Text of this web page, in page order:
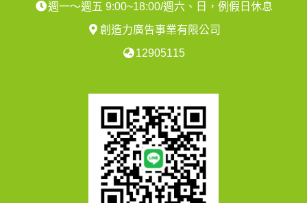
週一～週五 9:00~18:00/週六、日，例假日休息
創造力廣告事業有限公司
12905115